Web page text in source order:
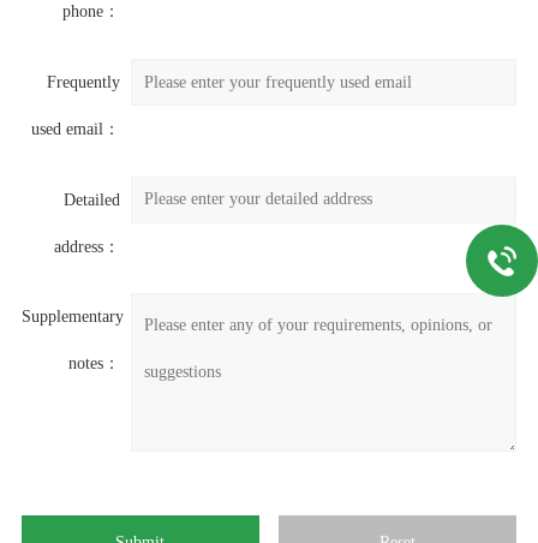
phone：
Frequently
used email：
Detailed
address：
Supplementary
notes：